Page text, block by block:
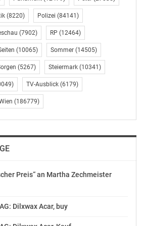
– 80 Jahre Care-Paket
ein Lichtblick“, erinnert sich die
Christa Chorherr. 1946, als die
nach dem Krieg Hunger
aus den USA dringend
Und sie geben auch
über ihre Kindheit in der
und im ORF-Archiv kaum
einst und heute
vornhinein klar, dass
(8220) Polizei (84141)
(7902) RP (12464)
(10065) Sommer (14505)
(5267) Steiermark (10341)
TV-Ausblick (6179)
(186779)
Preis“ an Martha Zechmeister
Dilxwax Acar, buy